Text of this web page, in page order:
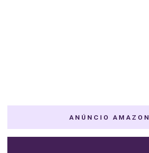
ANÚNCIO AMAZON